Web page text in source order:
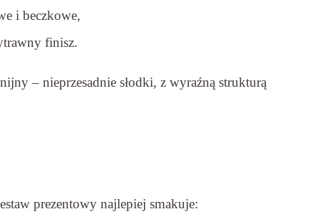
i beczkowe,
finisz.
– nieprzesadnie słodki, z wyraźną strukturą
prezentowy najlepiej smakuje: